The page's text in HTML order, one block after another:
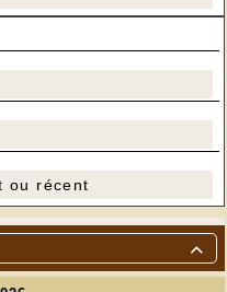

ou récent